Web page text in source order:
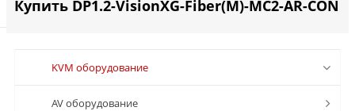
Купить DP1.2-VisionXG-Fiber(M)-MC2-AR-CON
KVM оборудование
AV оборудование